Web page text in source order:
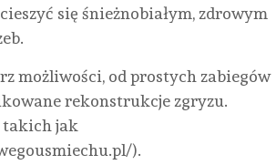
się śnieżnobiałym, zdrowym
możliwości, od prostych zabiegów
rekonstrukcje zgryzu.
takich jak
).